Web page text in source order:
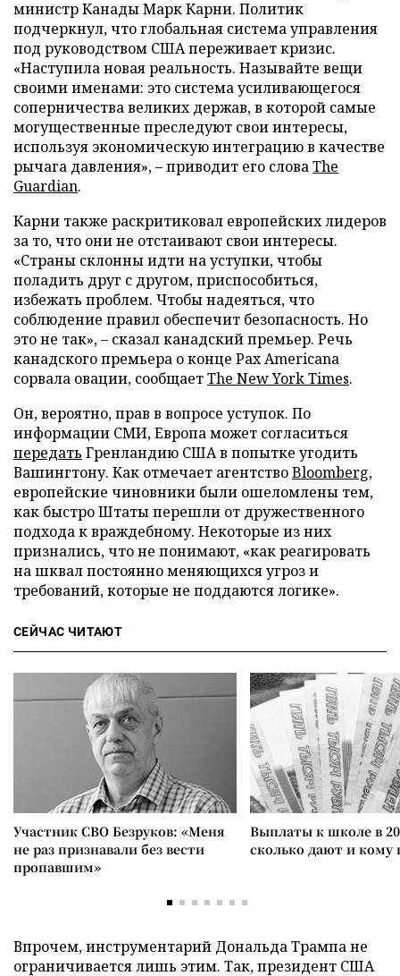
министр Канады Марк Карни. Политик
подчеркнул, что глобальная система управления
под руководством США переживает кризис.
«Наступила новая реальность. Называйте вещи
своими именами: это система усиливающегося
соперничества великих держав, в которой самые
могущественные преследуют свои интересы,
используя экономическую интеграцию в качестве
рычага давления», – приводит его словаThe
Guardian.
Карни также раскритиковал европейских лидеров
за то, что они не отстаивают свои интересы.
«Страны склонны идти на уступки, чтобы
поладить друг с другом, приспособиться,
избежать проблем. Чтобы надеяться, что
соблюдение правил обеспечит безопасность. Но
это не так», – сказал канадский премьер. Речь
канадского премьера о конце Pax Americana
сорвала овации, сообщаетThe New York Times.
Он, вероятно, прав в вопросе уступок. По
информации СМИ, Европа может согласиться
передать Гренландию США в попытке угодить
Вашингтону. Как отмечает агентствоBloomberg,
европейские чиновники были ошеломлены тем,
как быстро Штаты перешли от дружественного
подхода к враждебному. Некоторые из них
признались, что не понимают, «как реагировать
на шквал постоянно меняющихся угроз и
требований, которые не поддаются логике».
СЕЙЧАС ЧИТАЮТ
Участник СВО Безруков: «Меня
не раз признавали без вести
пропавшим»
Выплаты к школе в
сколько дают и
Впрочем, инструментарий Дональда Трампа не
ограничивается лишь этим. Так, президент США